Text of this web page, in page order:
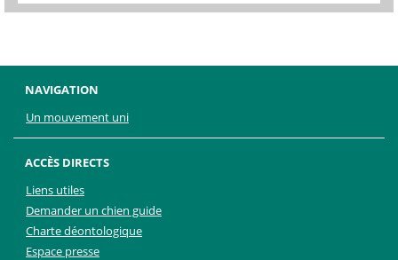
NAVIGATION
Un mouvement uni
ACCÈS DIRECTS
Liens utiles
Demander un chien guide
Charte déontologique
Espace presse